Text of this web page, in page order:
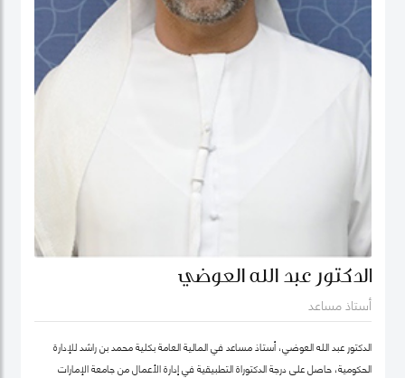
الدكتور عبد الله العوضي
أستاذ مساعد
الدكتور عبد الله العوضي، أستاذ مساعد في المالية العامة بكلية محمد بن راشد للإدارة
الحكومية، حاصل على درجة الدكتوراة التطبيقية في إدارة الأعمال من جامعة الإمارات